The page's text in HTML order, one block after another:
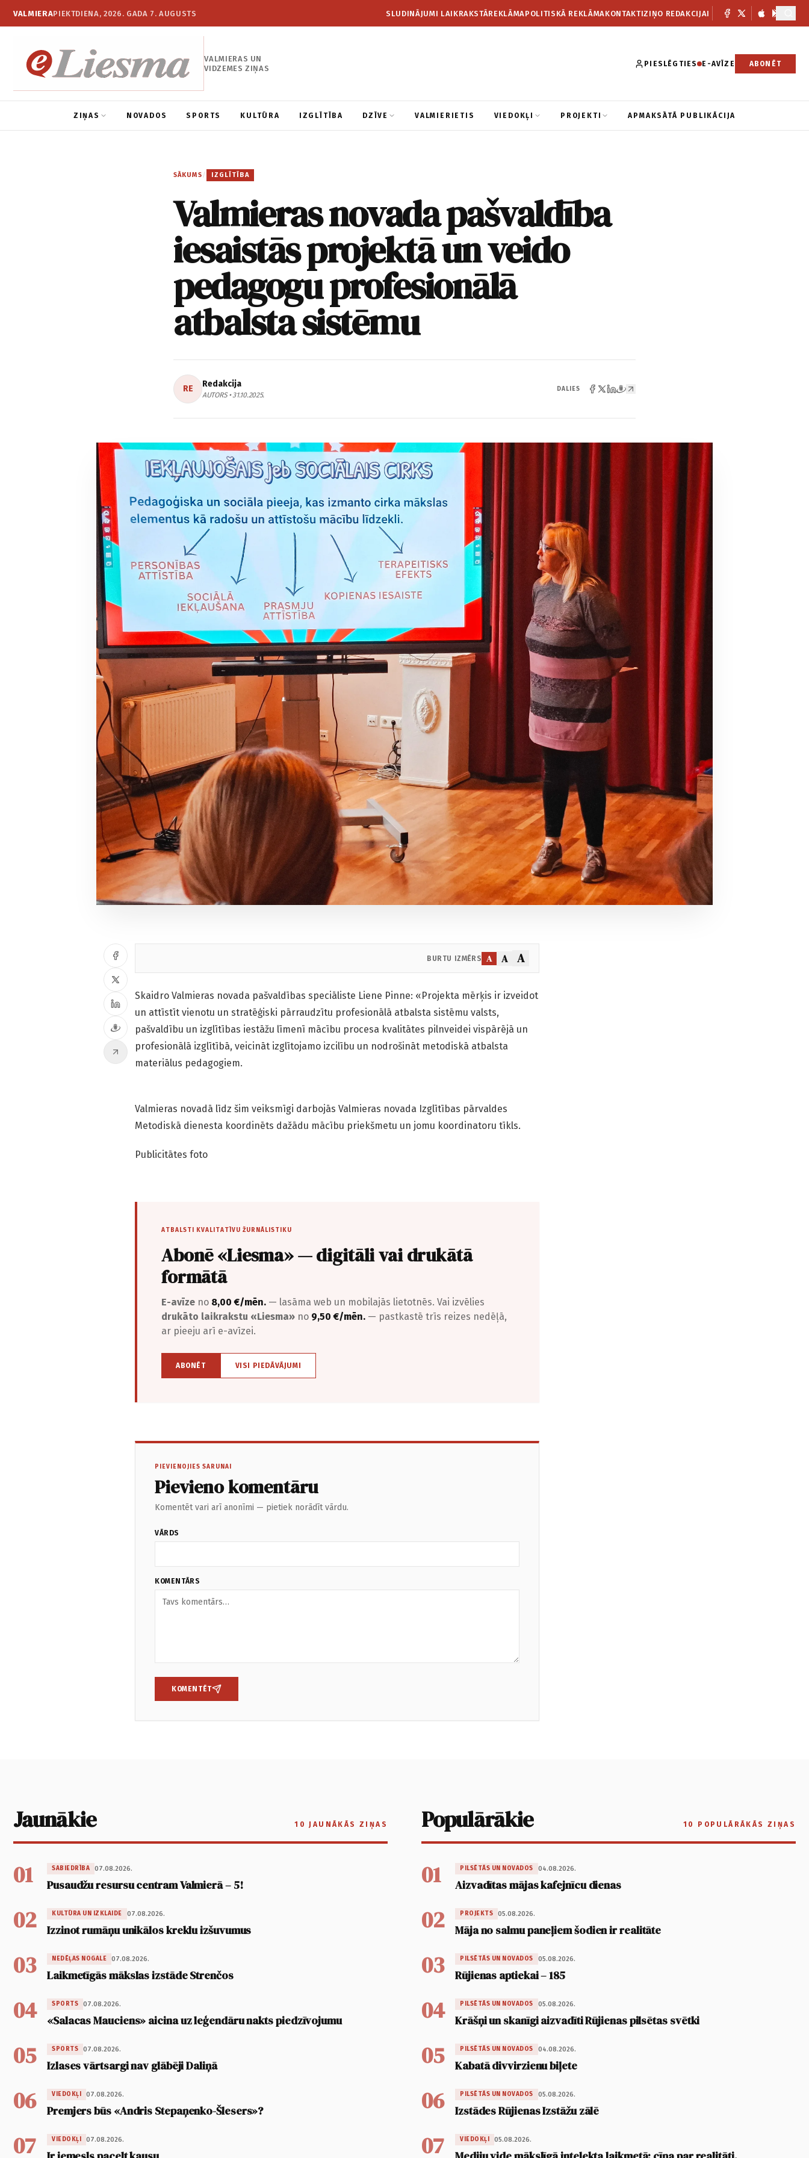
VALMIERAPIEKTDIENA, 2026. GADA 7. AUGUSTS SLUDINĀJUMI LAIKRAKSTĀREKLĀMAPOLITISKĀ REKLĀMAKONTAKTIZIŅO REDAKCIJAI
VALMIERAS UN
VIDZEMES ZIŅAS
PIESLĒGTIES E-AVĪZE ABONĒT
ZIŅAS NOVADOS SPORTS KULTŪRA IZGLĪTĪBA DZĪVE VALMIERIETIS VIEDOKĻI PROJEKTI APMAKSĀTĀ PUBLIKĀCIJA
SĀKUMS / IZGLĪTĪBA
Valmieras novada pašvaldība
iesaistās projektā un veido
pedagogu profesionālā
atbalsta sistēmu
RE Redakcija
AUTORS • 31.10.2025.
DALIES
BURTU IZMĒRS A A A
Skaidro Valmieras novada pašvaldības speciāliste Liene Pinne: «Projekta mērķis ir izveidot
un attīstīt vienotu un stratēģiski pārraudzītu profesionālā atbalsta sistēmu valsts,
pašvaldību un izglītības iestāžu līmenī mācību procesa kvalitātes pilnveidei vispārējā un
profesionālā izglītībā, veicināt izglītojamo izcilību un nodrošināt metodiskā atbalsta
materiālus pedagogiem.
Valmieras novadā līdz šim veiksmīgi darbojās Valmieras novada Izglītības pārvaldes
Metodiskā dienesta koordinēts dažādu mācību priekšmetu un jomu koordinatoru tīkls.
Publicitātes foto
ATBALSTI KVALITATĪVU ŽURNĀLISTIKU
Abonē «Liesma» — digitāli vai drukātā
formātā
E-avīze no 8,00 €/mēn. — lasāma web un mobilajās lietotnēs. Vai izvēlies
drukāto laikrakstu «Liesma» no 9,50 €/mēn. — pastkastē trīs reizes nedēļā,
ar pieeju arī e-avīzei.
ABONĒT VISI PIEDĀVĀJUMI
PIEVIENOJIES SARUNAI
Pievieno komentāru
Komentēt vari arī anonīmi — pietiek norādīt vārdu.
VĀRDS
KOMENTĀRS
KOMENTĒT
Jaunākie 10 JAUNĀKĀS ZIŅAS
01 SABIEDRĪBA 07.08.2026.
Pusaudžu resursu centram Valmierā – 5!
02 KULTŪRA UN IZKLAIDE 07.08.2026.
Izzinot rumāņu unikālos kreklu izšuvumus
03 NEDĒĻAS NOGALE 07.08.2026.
Laikmetīgās mākslas izstāde Strenčos
04 SPORTS 07.08.2026.
«Salacas Mauciens» aicina uz leģendāru nakts piedzīvojumu
05 SPORTS 07.08.2026.
Izlases vārtsargi nav glābēji Daliņā
06 VIEDOKĻI 07.08.2026.
Premjers būs «Andris Stepaņenko-Šlesers»?
07 VIEDOKĻI 07.08.2026.
Populārākie 10 POPULĀRĀKĀS ZIŅAS
01 PILSĒTĀS UN NOVADOS 04.08.2026.
Aizvadītas mājas kafejnīcu dienas
02 PROJEKTS 05.08.2026.
Māja no salmu paneļiem šodien ir realitāte
03 PILSĒTĀS UN NOVADOS 05.08.2026.
Rūjienas aptiekai – 185
04 PILSĒTĀS UN NOVADOS 05.08.2026.
Krāšņi un skanīgi aizvadīti Rūjienas pilsētas svētki
05 PILSĒTĀS UN NOVADOS 04.08.2026.
Kabatā divvirzienu biļete
06 PILSĒTĀS UN NOVADOS 05.08.2026.
Izstādes Rūjienas Izstāžu zālē
07 VIEDOKĻI 05.08.2026.